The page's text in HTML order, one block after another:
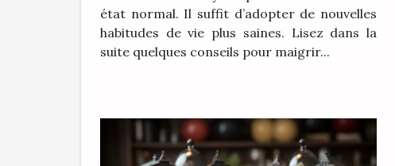
état normal. Il suffit d’adopter de nouvelles
habitudes de vie plus saines. Lisez dans la
suite quelques conseils pour maigrir...